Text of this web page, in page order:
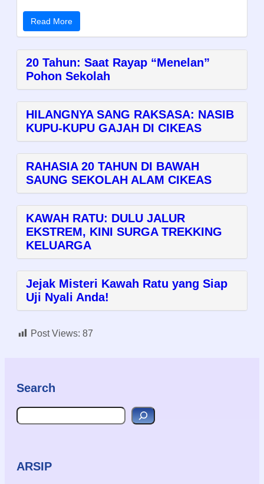
Read More
20 Tahun: Saat Rayap “Menelan”
Pohon Sekolah
HILANGNYA SANG RAKSASA: NASIB
KUPU-KUPU GAJAH DI CIKEAS
RAHASIA 20 TAHUN DI BAWAH
SAUNG SEKOLAH ALAM CIKEAS
KAWAH RATU: DULU JALUR
EKSTREM, KINI SURGA TREKKING
KELUARGA
Jejak Misteri Kawah Ratu yang Siap
Uji Nyali Anda!
Post Views: 87
Search
Search
ARSIP